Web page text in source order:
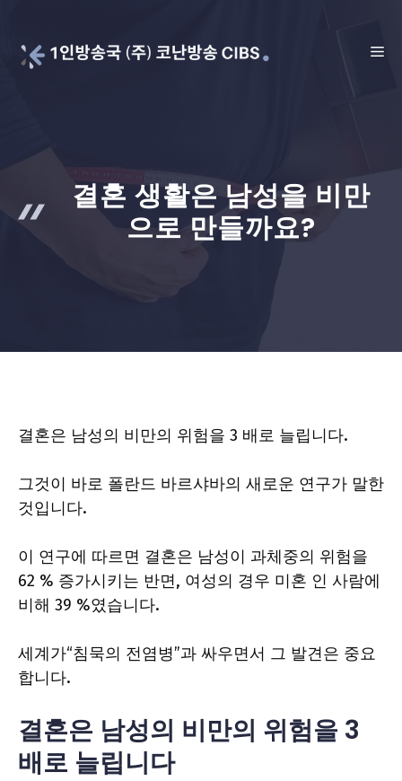
content
결혼 생활은 남성을 비만
으로 만들까요?
결혼은 남성의 비만의 위험을 3 배로 늘립니다.
그것이 바로 폴란드 바르샤바의 새로운 연구가 말한
것입니다.
이 연구에 따르면 결혼은 남성이 과체중의 위험을
62 % 증가시키는 반면, 여성의 경우 미혼 인 사람에
비해 39 %였습니다.
세계가“침묵의 전염병”과 싸우면서 그 발견은 중요
합니다.
결혼은 남성의 비만의 위험을 3
배로 늘립니다